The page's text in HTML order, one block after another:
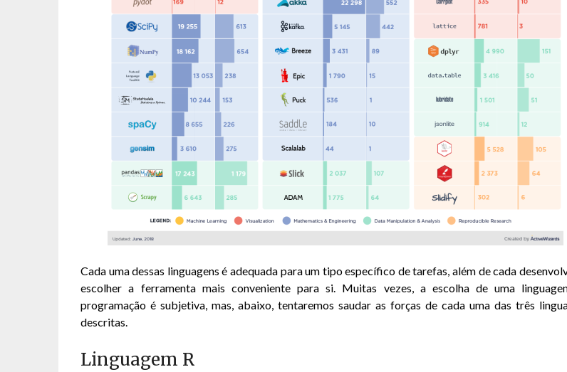
Cada uma dessas linguagens é adequada para um tipo específico de tarefas, além de cada
escolher a ferramenta mais conveniente para si. Muitas vezes, a escolha de uma
programação é subjetiva, mas, abaixo, tentaremos saudar as forças de cada uma das três
descritas.
Linguagem R